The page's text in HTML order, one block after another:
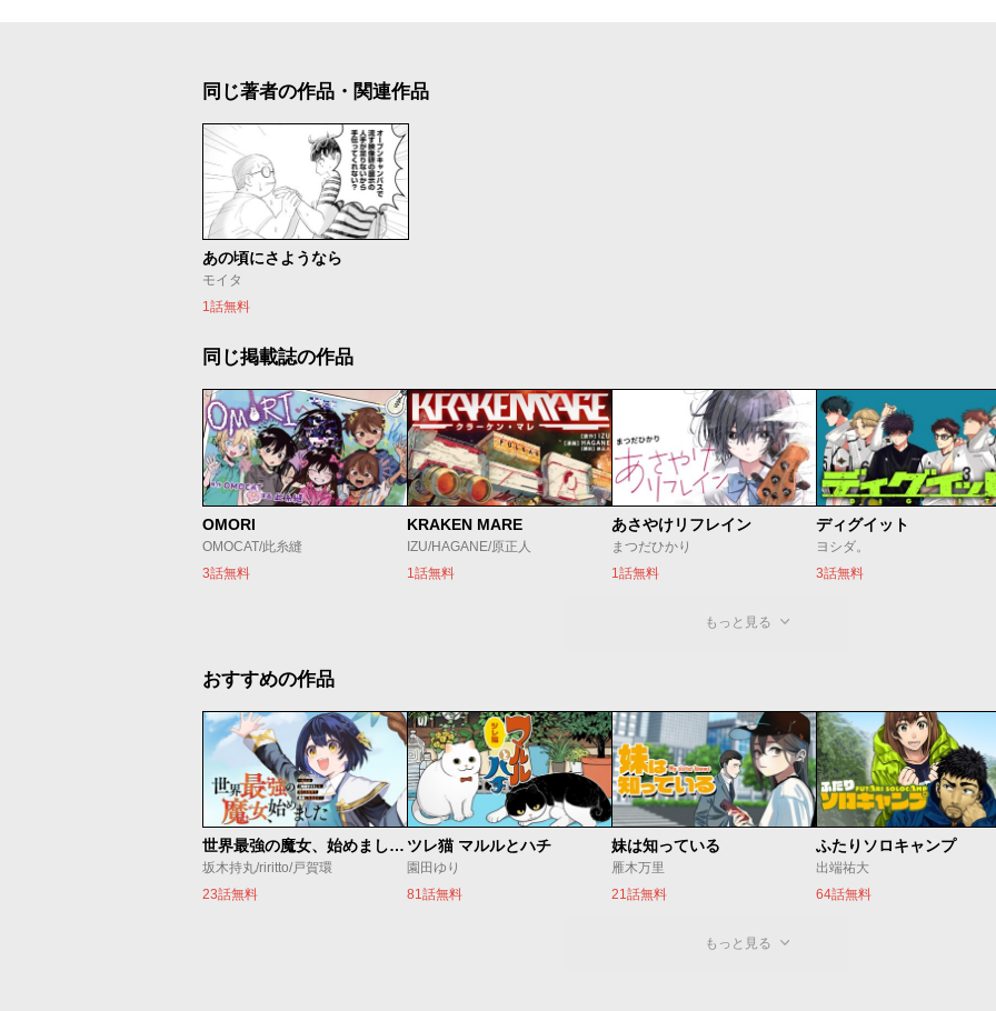
同じ著者の作品・関連作品
あの頃にさようなら
モイタ
1話無料
同じ掲載誌の作品
OMORI
OMOCAT/此糸縫
3話無料
KRAKEN MARE
IZU/HAGANE/原正人
1話無料
あさやけリフレイン
まつだひかり
1話無料
ディグイット
ヨシダ。
3話無料
もっと見る
おすすめの作品
世界最強の魔女、始めました ～私だけ『攻略サイト』を見れる世界で自由に生きます～
坂木持丸/riritto/戸賀環
23話無料
ツレ猫 マルルとハチ
園田ゆり
81話無料
妹は知っている
雁木万里
21話無料
ふたりソロキャンプ
出端祐大
64話無料
もっと見る